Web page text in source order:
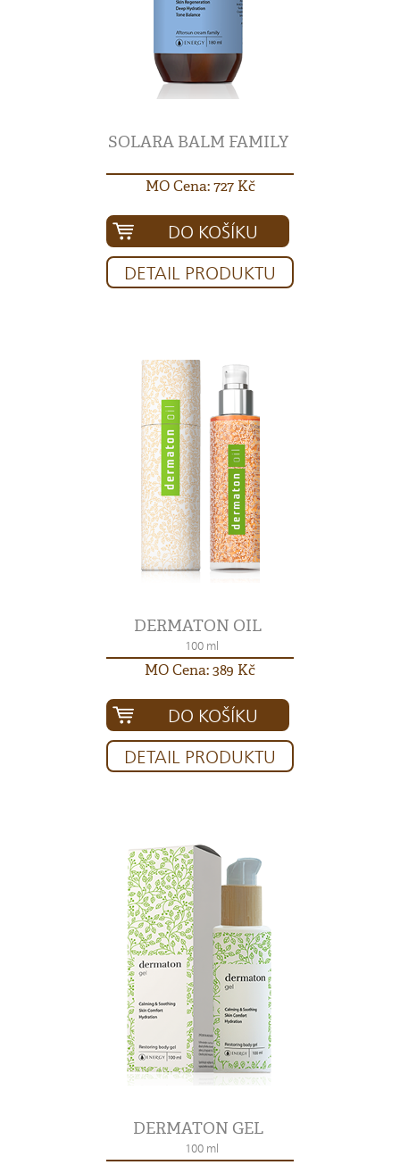
SOLARA BALM FAMILY
MO Cena: 727 Kč
DO KOŠÍKU
DETAIL PRODUKTU
DERMATON OIL
100 ml
MO Cena: 389 Kč
DO KOŠÍKU
DETAIL PRODUKTU
DERMATON GEL
100 ml